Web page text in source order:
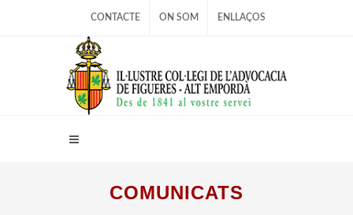
CONTACTE ON SOM ENLLAÇOS
COMUNICATS